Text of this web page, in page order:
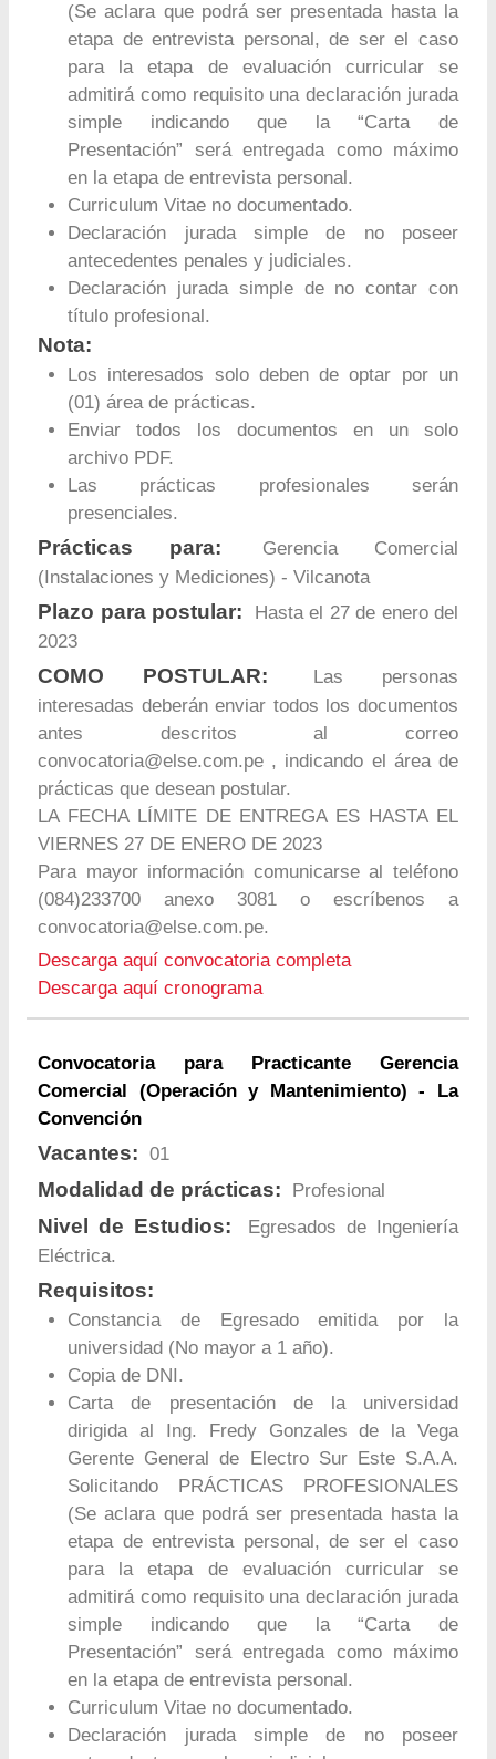
(Se aclara que podrá ser presentada hasta la
etapa de entrevista personal, de ser el caso
para la etapa de evaluación curricular se
admitirá como requisito una declaración jurada
simple indicando que la “Carta de
Presentación” será entregada como máximo
en la etapa de entrevista personal.
Curriculum Vitae no documentado.
Declaración jurada simple de no poseer
antecedentes penales y judiciales.
Declaración jurada simple de no contar con
título profesional.
Nota:
Los interesados solo deben de optar por un
(01) área de prácticas.
Enviar todos los documentos en un solo
archivo PDF.
Las prácticas profesionales serán
presenciales.
Prácticas para:
Gerencia Comercial
(Instalaciones y Mediciones) - Vilcanota
Plazo para postular:
Hasta el 27 de enero del
2023
COMO POSTULAR:
Las personas
interesadas deberán enviar todos los documentos
antes descritos al correo
convocatoria@else.com.pe , indicando el área de
prácticas que desean postular.
LA FECHA LÍMITE DE ENTREGA ES HASTA EL
VIERNES 27 DE ENERO DE 2023
Para mayor información comunicarse al teléfono
(084)233700 anexo 3081 o escríbenos a
convocatoria@else.com.pe.
Descarga aquí convocatoria completa
Descarga aquí cronograma
Convocatoria para Practicante Gerencia
Comercial (Operación y Mantenimiento) - La
Convención
Vacantes: 01
Modalidad de prácticas: Profesional
Nivel de Estudios:
Egresados de Ingeniería
Eléctrica.
Requisitos:
Constancia de Egresado emitida por la
universidad (No mayor a 1 año).
Copia de DNI.
Carta de presentación de la universidad
dirigida al Ing. Fredy Gonzales de la Vega
Gerente General de Electro Sur Este S.A.A.
Solicitando PRÁCTICAS PROFESIONALES
(Se aclara que podrá ser presentada hasta la
etapa de entrevista personal, de ser el caso
para la etapa de evaluación curricular se
admitirá como requisito una declaración jurada
simple indicando que la “Carta de
Presentación” será entregada como máximo
en la etapa de entrevista personal.
Curriculum Vitae no documentado.
Declaración jurada simple de no poseer